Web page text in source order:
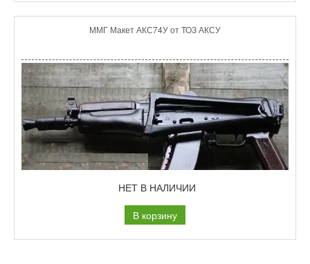
ММГ Макет АКС74У от ТОЗ АКСУ
НЕТ В НАЛИЧИИ
В корзину